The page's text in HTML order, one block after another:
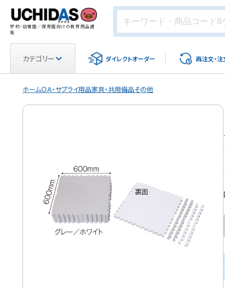
学校・幼稚園／保育園向けの教育用品通
販
カテゴリー ダイレクトオーダー 再注文・注
ホームＯＡ・サプライ用品家具・共用備品その他